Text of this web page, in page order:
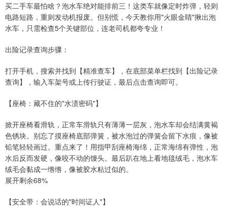
买二手车最怕啥？泡水车绝对能排前三！这类车就像定时炸弹，轻则
电路短路，重则发动机报废。但别慌，今天教你用"火眼金睛"揪出泡
水车，只需检查5个关键部位，连老司机都夸专业！
出险记录查询步骤：
打开手机，搜索并找到【精准查车】，在底部菜单栏找到【出险记录
查询】，输入车架号或上传行驶证，最后点击查询即可。
【座椅：藏不住的"水渍密码"】
掀开座椅看滑轨，正常车滑轨只有薄薄一层灰，泡水车却会结满黄褐
色锈块。别忘了摸座椅底部弹簧，被水泡过的弹簧会留下水痕，像被
铅笔轻轻画过。重点来了！用指甲刮座椅海绵，正常海绵有弹性，泡
水后反而发硬，像咬不动的馒头。最后趴在地上看地毯绒毛，泡水车
绒毛会黏成一绺绺，像被胶水粘过似的。
展开剩余68%
【安全带：会说话的"时间证人"】